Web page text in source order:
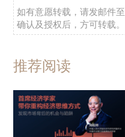
如有意愿转载，请发邮件至
确认及授权后，方可转载。
推荐阅读